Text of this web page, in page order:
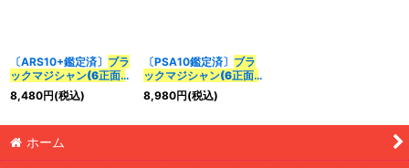
〔ARS10+鑑定済〕 ブラ
ックマジシャン(6正面/
陣背景)【クォーターセ
ンチュリーシークレッ
8,480円(税込)
〔PSA10鑑定済〕 ブラ
ックマジシャン(6正面/
陣背景)【クォーターセ
ンチュリーシークレッ
8,980円(税込)
ホーム